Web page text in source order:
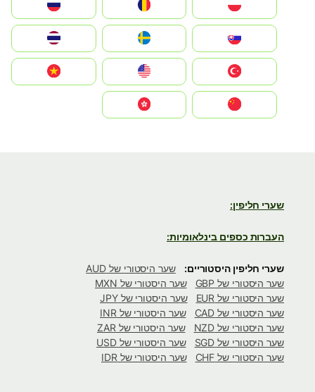
România
Slovensko
United States
Vietnam
שערי חליפין:
העברות כספים בינלאומיות:
שערי חליפין היסטוריים:
שער היסטורי של AUD
שער היסטורי של GBP
שער היסטורי של MXN
שער היסטורי של EUR
שער היסטורי של JPY
שער היסטורי של CAD
שער היסטורי של INR
שער היסטורי של NZD
שער היסטורי של ZAR
שער היסטורי של SGD
שער היסטורי של USD
שער היסטורי של CHF
שער היסטורי של IDR